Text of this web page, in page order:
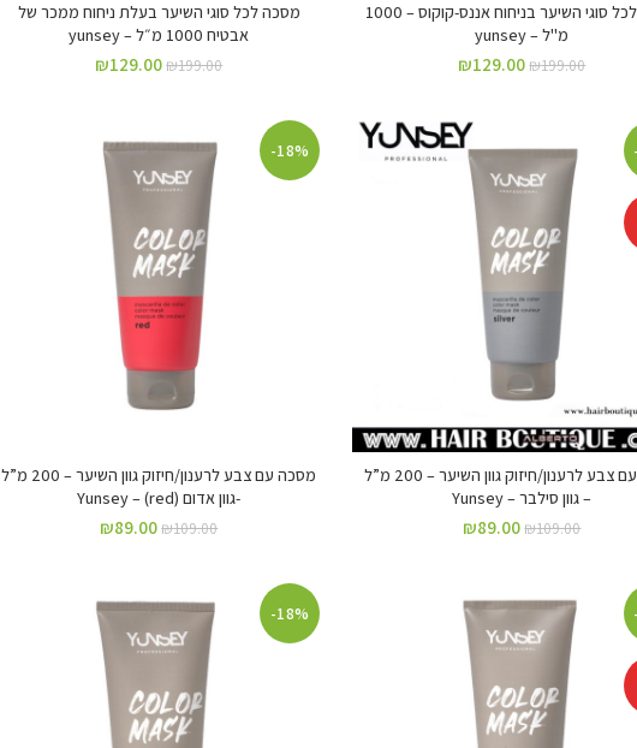
מסכה לכל סוגי השיער בניחוח אננס-קוקוס – 1000
מ"ל – yunsey
₪199.00
₪129.00
מסכה לכל סוגי השיער בעלת ניחוח ממכר של
אבטיח 1000 מ״ל – yunsey
₪199.00
₪129.00
מסכה עם צבע לרענון/חיזוק גוון השיער – 200 מ”ל
– גוון סילבר – Yunsey
₪109.00
₪89.00
-18%
מסכה עם צבע לרענון/חיזוק גוון השיער – 200 מ”ל
-גוון אדום (red) – Yunsey
₪109.00
₪89.00
-18%